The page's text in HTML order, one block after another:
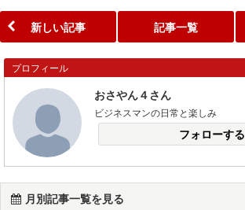
新しい記事 記事一覧
プロフィール
おさやん４さん
ビジネスマンの日常と楽しみ
フォローする
月別記事一覧を見る